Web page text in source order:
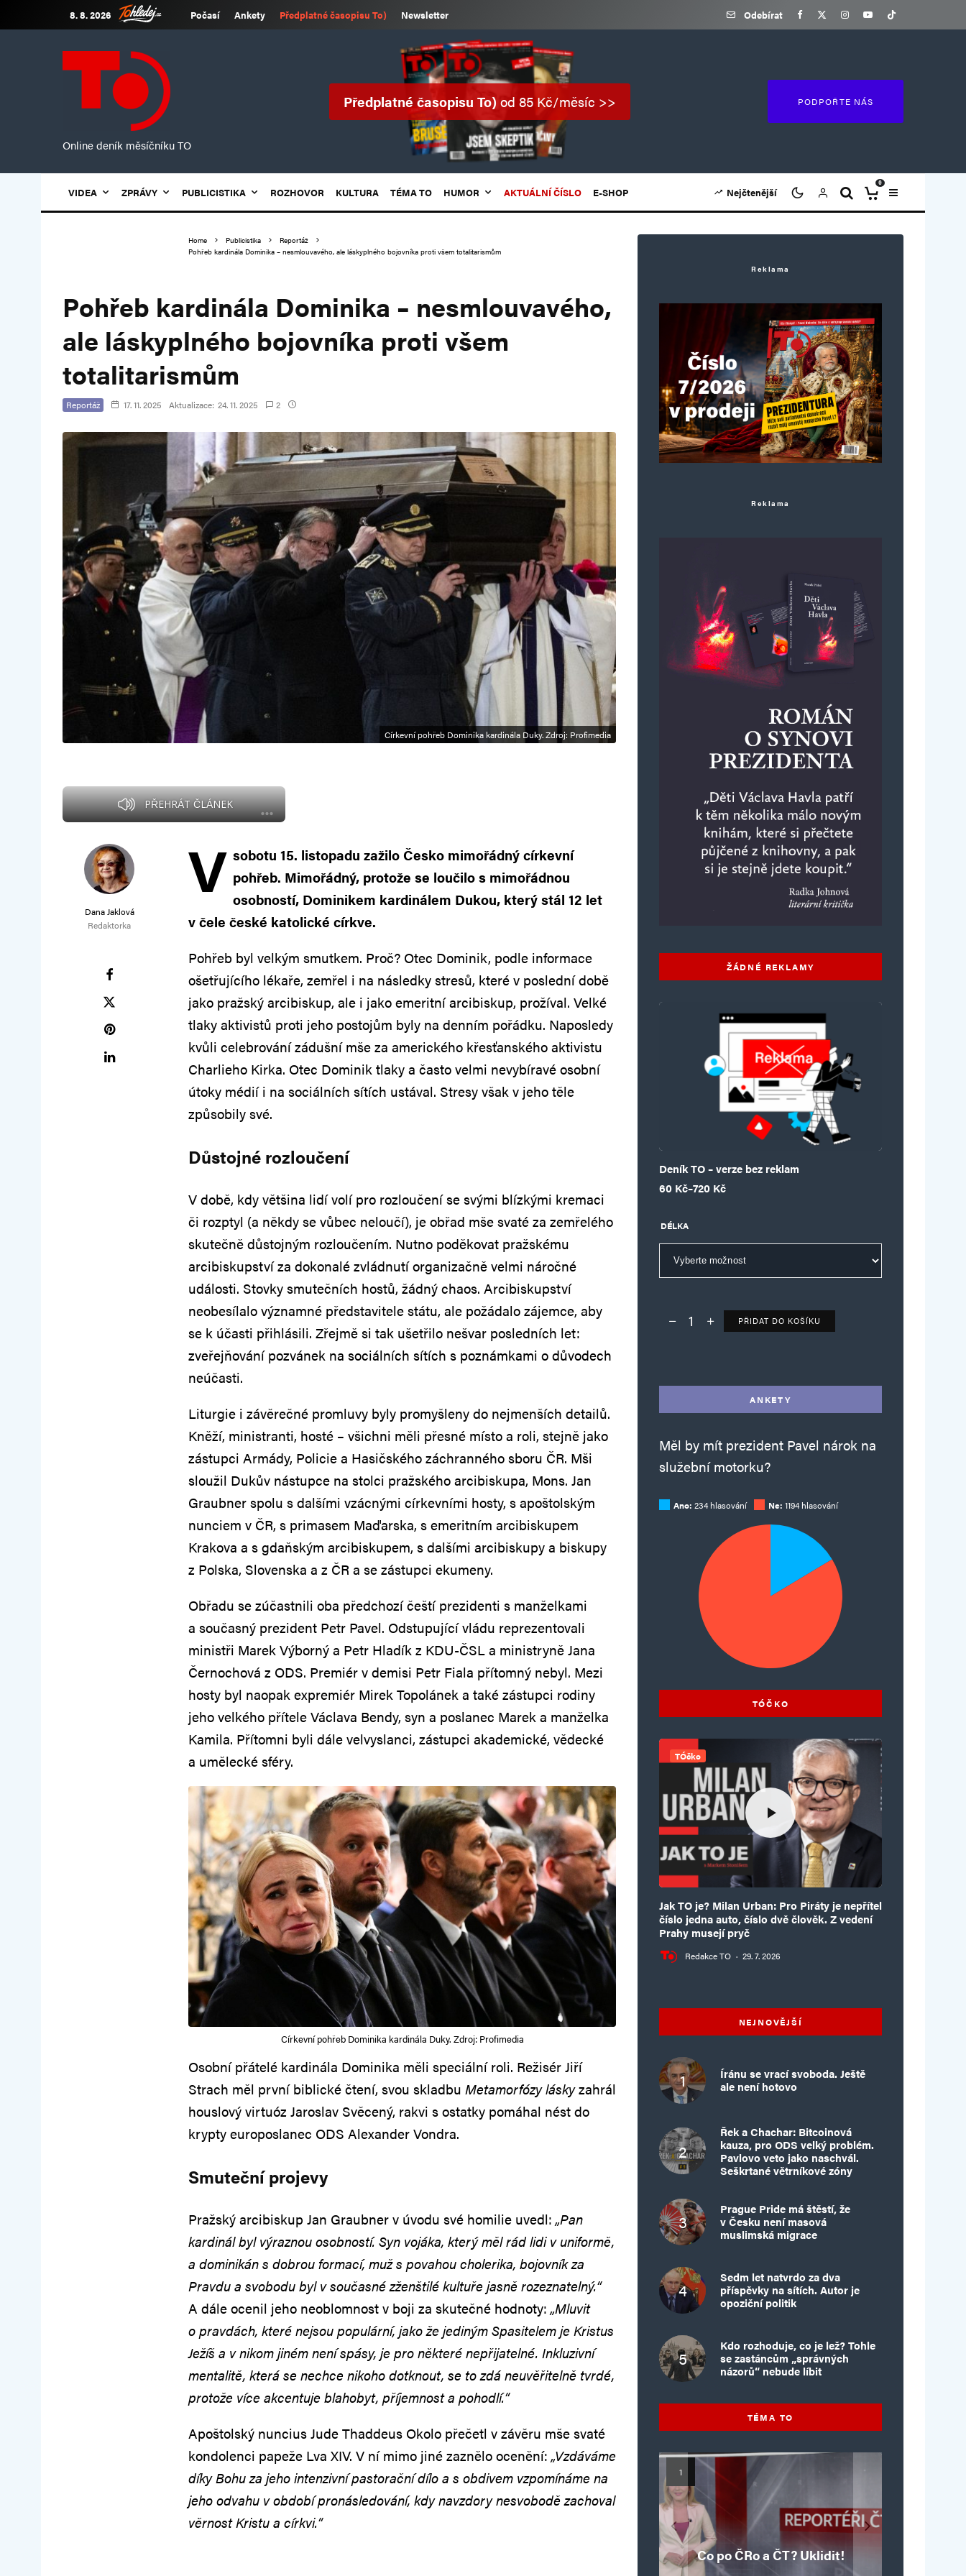
8. 8. 2026 Počasí Ankety Předplatné časopisu To) Newsletter Odebírat
Online deník měsíčníku TO
Předplatné časopisu To)od 85 Kč/měsíc >> PODPOŘTE NÁS
VIDEA ZPRÁVY PUBLICISTIKA ROZHOVOR KULTURA TÉMA TO HUMOR AKTUÁLNÍ ČÍSLO E-SHOP Nejčtenější
0
Home Publicistika
Reportáž
Pohřeb kardinála Dominika – nesmlouvavého, ale láskyplného bojovníka proti všem totalitarismům
Pohřeb kardinála Dominika – nesmlouvavého,
ale láskyplného bojovníka proti všem
totalitarismům
Reportáž 17. 11. 2025 Aktualizace: 24. 11. 2025 2
Církevní pohřeb Dominika kardinála Duky. Zdroj: Profimedia
PŘEHRÁT ČLÁNEK
Dana Jaklová
Redaktorka
V sobotu 15. listopadu zažilo Česko mimořádný církevní
pohřeb. Mimořádný, protože se loučilo s mimořádnou
osobností, Dominikem kardinálem Dukou, který stál 12 let
v čele české katolické církve.
Pohřeb byl velkým smutkem. Proč? Otec Dominik, podle informace
ošetřujícího lékaře, zemřel i na následky stresů, které v poslední době
jako pražský arcibiskup, ale i jako emeritní arcibiskup, prožíval. Velké
tlaky aktivistů proti jeho postojům byly na denním pořádku. Naposledy
kvůli celebrování zádušní mše za amerického křesťanského aktivistu
Charlieho Kirka. Otec Dominik tlaky a často velmi nevybíravé osobní
útoky médií i na sociálních sítích ustával. Stresy však v jeho těle
způsobily své.
Důstojné rozloučení
V době, kdy většina lidí volí pro rozloučení se svými blízkými kremaci
či rozptyl (a někdy se vůbec neloučí), je obřad mše svaté za zemřelého
skutečně důstojným rozloučením. Nutno poděkovat pražskému
arcibiskupství za dokonalé zvládnutí organizačně velmi náročné
události. Stovky smutečních hostů, žádný chaos. Arcibiskupství
neobesílalo významné představitele státu, ale požádalo zájemce, aby
se k účasti přihlásili. Zřejmě si tak ušetřilo nešvar posledních let:
zveřejňování pozvánek na sociálních sítích s poznámkami o důvodech
neúčasti.
Liturgie i závěrečné promluvy byly promyšleny do nejmenších detailů.
Kněží, ministranti, hosté – všichni měli přesné místo a roli, stejně jako
zástupci Armády, Policie a Hasičského záchranného sboru ČR. Mši
sloužil Dukův nástupce na stolci pražského arcibiskupa, Mons. Jan
Graubner spolu s dalšími vzácnými církevními hosty, s apoštolským
nunciem v ČR, s primasem Maďarska, s emeritním arcibiskupem
Krakova a s gdaňským arcibiskupem, s dalšími arcibiskupy a biskupy
z Polska, Slovenska a z ČR a se zástupci ekumeny.
Obřadu se zúčastnili oba předchozí čeští prezidenti s manželkami
a současný prezident Petr Pavel. Odstupující vládu reprezentovali
ministři Marek Výborný a Petr Hladík z KDU-ČSL a ministryně Jana
Černochová z ODS. Premiér v demisi Petr Fiala přítomný nebyl. Mezi
hosty byl naopak expremiér Mirek Topolánek a také zástupci rodiny
jeho velkého přítele Václava Bendy, syn a poslanec Marek a manželka
Kamila. Přítomni byli dále velvyslanci, zástupci akademické, vědecké
a umělecké sféry.
Církevní pohřeb Dominika kardinála Duky. Zdroj: Profimedia
Osobní přátelé kardinála Dominika měli speciální roli. Režisér Jiří
Strach měl první biblické čtení, svou skladbu Metamorfózy láskyzahrál
houslový virtuóz Jaroslav Svěcený, rakvi s ostatky pomáhal nést do
krypty europoslanec ODS Alexander Vondra.
Smuteční projevy
Pražský arcibiskup Jan Graubner v úvodu své homilie uvedl:„Pan
kardinál byl výraznou osobností. Syn vojáka, který měl rád lidi v uniformě,
a dominikán s dobrou formací, muž s povahou cholerika, bojovník za
Pravdu a svobodu byl v současné zženštilé kultuře jasně rozeznatelný.“
A dále ocenil jeho neoblomnost v boji za skutečné hodnoty:„Mluvit
o pravdách, které nejsou populární, jako že jediným Spasitelem je Kristus
Ježíš a v nikom jiném není spásy, je pro některé nepřijatelné. Inkluzivní
mentalitě, která se nechce nikoho dotknout, se to zdá neuvěřitelně tvrdé,
protože více akcentuje blahobyt, příjemnost a pohodlí.“
Apoštolský nuncius Jude Thaddeus Okolo přečetl v závěru mše svaté
kondolenci papeže Lva XIV. V ní mimo jiné zaznělo ocenění:„Vzdáváme
díky Bohu za jeho intenzivní pastorační dílo a s obdivem vzpomínáme na
jeho odvahu v období pronásledování, kdy navzdory nesvobodě zachoval
věrnost Kristu a církvi.“
Reklama
Reklama
ŽÁDNÉ REKLAMY
Deník TO – verze bez reklam
60 Kč–720 Kč
Rozpětí cen: 60 Kč až 720 Kč
DÉLKA
Deník TO – verze bez reklam množství
PŘIDAT DO KOŠÍKU
ANKETY
Měl by mít prezident Pavel nárok na
služební motorku?
Ano: 234 hlasování Ne: 1194 hlasování
TÓČKO
TÓčko
Jak TO je? Milan Urban: Pro Piráty je nepřítel
číslo jedna auto, číslo dvě člověk. Z vedení
Prahy musejí pryč
Redakce TO · 29. 7. 2026
NEJNOVĚJŠÍ
Íránu se vrací svoboda. Ještě
ale není hotovo
Řek a Chachar: Bitcoinová
kauza, pro ODS velký problém.
Pavlovo veto jako naschvál.
Seškrtané větrníkové zóny
Prague Pride má štěstí, že
v Česku není masová
muslimská migrace
Sedm let natvrdo za dva
příspěvky na sítích. Autor je
opoziční politik
Kdo rozhoduje, co je lež? Tohle
se zastáncům „správných
názorů“ nebude líbit
TÉMA TO
Co po ČRo a ČT? Uklidit!
Islamistický teror v EU,
6. díl: Brutální poprava
85letého katolického
kněze Jacquese Hamela
Islamistický teror v EU,
5. díl: Krvavé oslavy pádu
Bastily v Nice
Mýty o Václavu Klausovi:
Pivo, jazz, hádky,
loajalita i humor. Jakl
boří legendy o bývalém
prezidentovi
Vymíráme a politici lžou:
porodnost nezachrání
dotace, byty ani
zkrácené úvazky
Pim Fortuyn: Muž, který
se nestihl stát
premiérem